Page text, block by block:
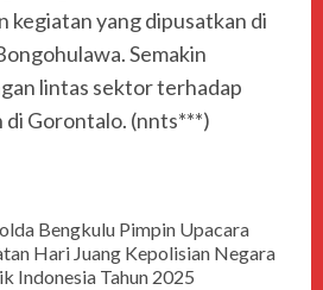
kegiatan yang dipusatkan di
Semakin
lintas sektor terhadap
di Gorontalo. (nnts***)
Bengkulu Pimpin Upacara
Hari Juang Kepolisian Negara
Indonesia Tahun 2025